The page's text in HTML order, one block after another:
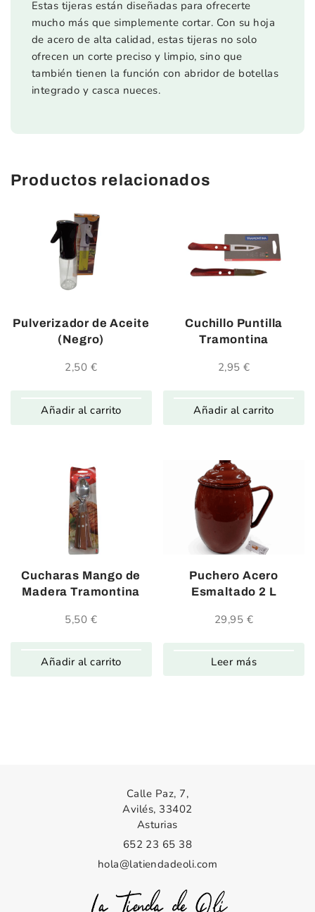
Estas tijeras están diseñadas para ofrecerte
mucho más que simplemente cortar. Con su hoja
de acero de alta calidad, estas tijeras no solo
ofrecen un corte preciso y limpio, sino que
también tienen la función con abridor de botellas
integrado y casca nueces.
Productos relacionados
Pulverizador de Aceite
(Negro)
2,50 €
Añadir al carrito
Cuchillo Puntilla
Tramontina
2,95€
Añadir al carrito
Cucharas Mango de
Madera Tramontina
5,50 €
Añadir al carrito
Puchero Acero
Esmaltado 2 L
29,95 €
Leer más
Calle Paz, 7,
Avilés, 33402
Asturias
652 23 65 38
hola@latiendadeoli.com